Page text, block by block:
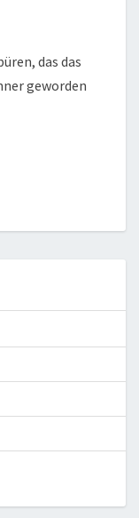
das das
geworden